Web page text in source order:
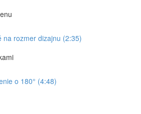
na rozmer dizajnu (2:35)
o 180° (4:48)